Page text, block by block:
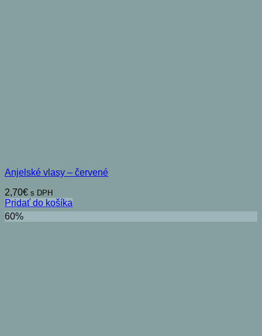
Anjelské vlasy – červené
2,70€ s DPH
Pridať do košíka
60%